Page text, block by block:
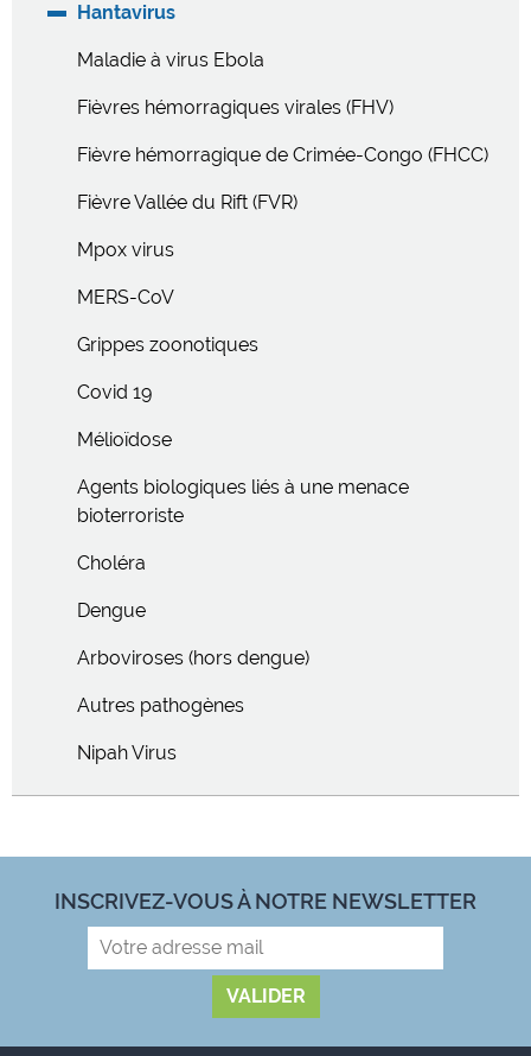
Hantavirus
Maladie à virus Ebola
Fièvres hémorragiques virales (FHV)
Fièvre hémorragique de Crimée-Congo (FHCC)
Fièvre Vallée du Rift (FVR)
Mpox virus
MERS-CoV
Grippes zoonotiques
Covid 19
Mélioïdose
Agents biologiques liés à une menace
bioterroriste
Choléra
Dengue
Arboviroses (hors dengue)
Autres pathogènes
Nipah Virus
INSCRIVEZ-VOUS À NOTRE NEWSLETTER